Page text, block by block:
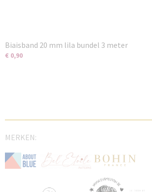
Biaisband 20 mm lila bundel 3 meter
€ 0,90
MERKEN: